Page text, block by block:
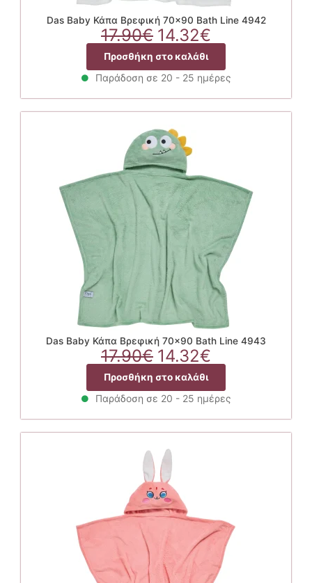
Das Baby Κάπα Βρεφική 70×90 Bath Line 4942
17.90€ Original
price
was:
17.90€.
14.32€
τρέχουσα
τιμή
είναι:
14.32€.
Προσθήκη στο καλάθι
Παράδοση σε 20 - 25 ημέρες
Das Baby Κάπα Βρεφική 70×90 Bath Line 4943
17.90€ Original
price
was:
17.90€.
14.32€
τρέχουσα
τιμή
είναι:
14.32€.
Προσθήκη στο καλάθι
Παράδοση σε 20 - 25 ημέρες